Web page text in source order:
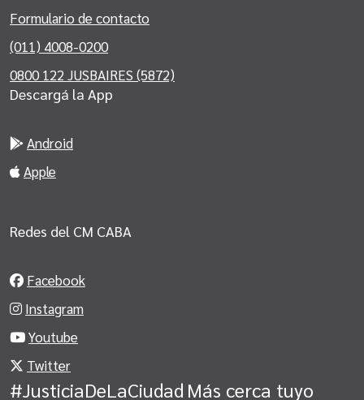
Formulario de contacto
(011) 4008-0200
0800 122 JUSBAIRES (5872)
Descargá la App
Android
Apple
Redes del CM CABA
Facebook
Instagram
Youtube
Twitter
#JusticiaDeLaCiudad Más cerca tuyo